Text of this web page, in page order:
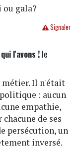
gala?
Signaler
l'avons !le
métier. Il n'était
: aucun
empathie,
de ses
persécution, un
inversé.